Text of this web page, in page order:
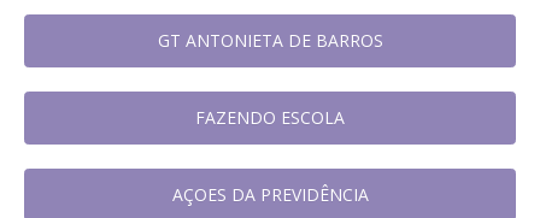
GT ANTONIETA DE BARROS
FAZENDO ESCOLA
AÇOES DA PREVIDÊNCIA